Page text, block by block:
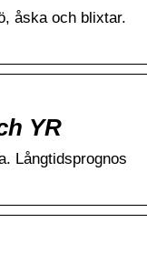
åska och blixtar.
YR
Långtidsprognos